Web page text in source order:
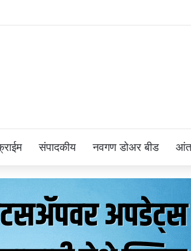
संपादकीय नवगण डोअर बीड